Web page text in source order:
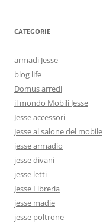
CATEGORIE
armadi Jesse
blog life
Domus arredi
il mondo Mobili Jesse
Jesse accessori
Jesse al salone del mobile
jesse armadio
jesse divani
jesse letti
Jesse Libreria
jesse madie
jesse poltrone